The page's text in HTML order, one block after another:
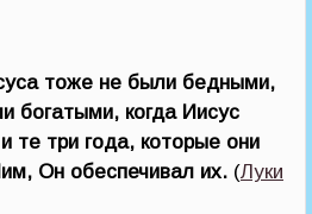
тоже не были бедными,
богатыми, когда Иисус
те три года, которые они
Он обеспечивал их. (Луки